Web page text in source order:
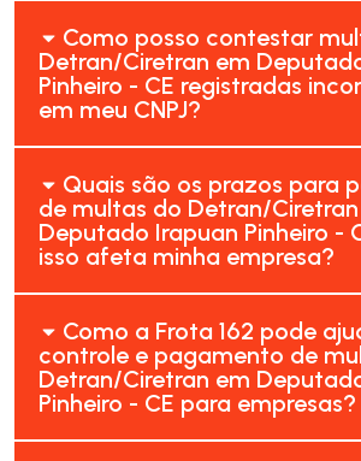
Como posso contestar
Detran/Ciretran em
Pinheiro - CE registradas
em meu CNPJ?
Quais são os prazos para
de multas do Detran/
Deputado Irapuan Pinheiro -
isso afeta minha empresa?
Como a Frota 162 pode
controle e pagamento de
Detran/Ciretran em
Pinheiro - CE para empresas?